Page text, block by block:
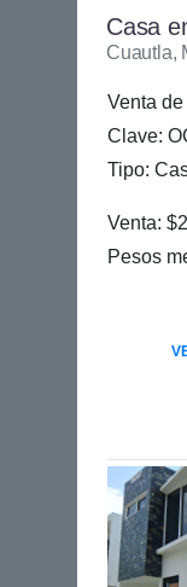
Casa
Cuautla,
Venta
Clave:
Tipo:
Venta:
Pesos